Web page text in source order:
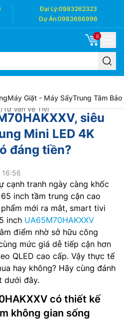
Đại Lý:0983262323
Dự Án:0983666996
0
Máy Giặt - Máy SấyTrung Tâm Bảo
/Tư Vấn về Tivi
siêu
Mini LED 4K
đáng tiền?
cạnh tranh ngày càng khốc
inch tầm trung cận cao
mới ra mắt, smart tivi
inch UA65M70HAKXXV
điểm nhờ sở hữu công
mức giá dễ tiếp cận hơn
QLED cao cấp. Vậy thực tế
hay không? Hãy cùng đánh
dưới đây.
có thiết kế
không gian sống